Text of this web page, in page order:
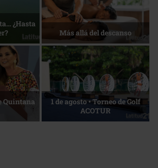
a la
Energía que Impulsa la
competitividad
viajeros La esencia del servicio